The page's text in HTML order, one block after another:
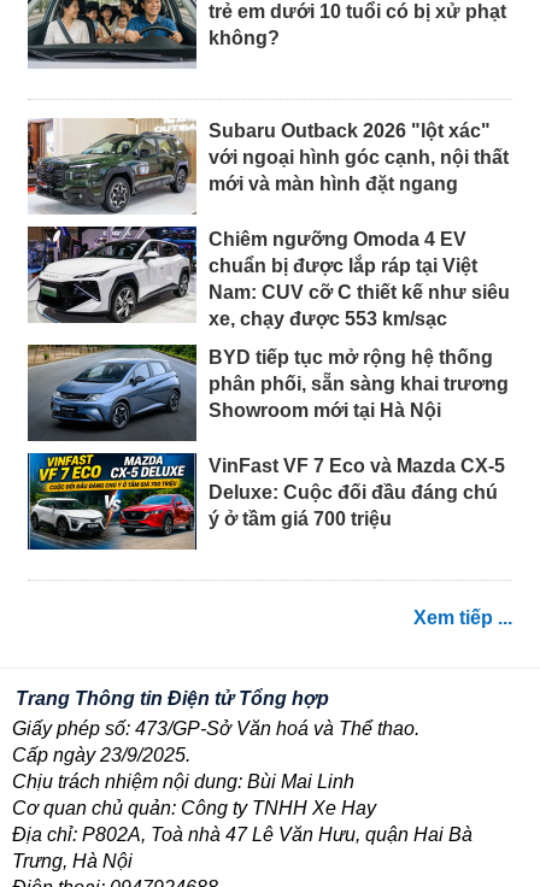
trẻ em dưới 10 tuổi có bị xử phạt
không?
Subaru Outback 2026 "lột xác"
với ngoại hình góc cạnh, nội thất
mới và màn hình đặt ngang
Chiêm ngưỡng Omoda 4 EV
chuẩn bị được lắp ráp tại Việt
Nam: CUV cỡ C thiết kế như siêu
xe, chạy được 553 km/sạc
BYD tiếp tục mở rộng hệ thống
phân phối, sẵn sàng khai trương
Showroom mới tại Hà Nội
VinFast VF 7 Eco và Mazda CX-5
Deluxe: Cuộc đối đầu đáng chú
ý ở tầm giá 700 triệu
Xem tiếp ...
Trang Thông tin Điện tử Tổng hợp
Giấy phép số: 473/GP-Sở Văn hoá và Thể thao.
Cấp ngày 23/9/2025.
Chịu trách nhiệm nội dung: Bùi Mai Linh
Cơ quan chủ quản: Công ty TNHH Xe Hay
Địa chỉ: P802A, Toà nhà 47 Lê Văn Hưu, quận Hai Bà
Trưng, Hà Nội